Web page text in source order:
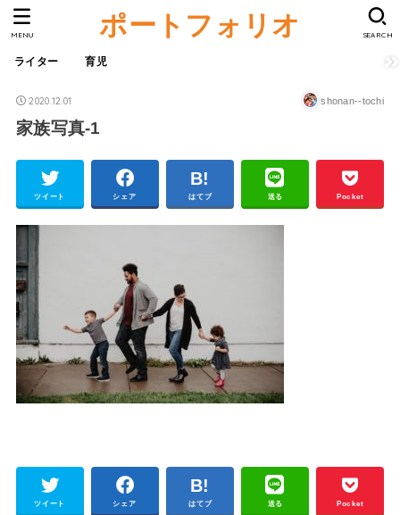
ポートフォリオ
ライター 育児
SEARCH
MENU
2020.12.01 shonan--tochi
家族写真-1
ツイート シェア はてブ 送る Pocket
ツイート シェア はてブ 送る Pocket